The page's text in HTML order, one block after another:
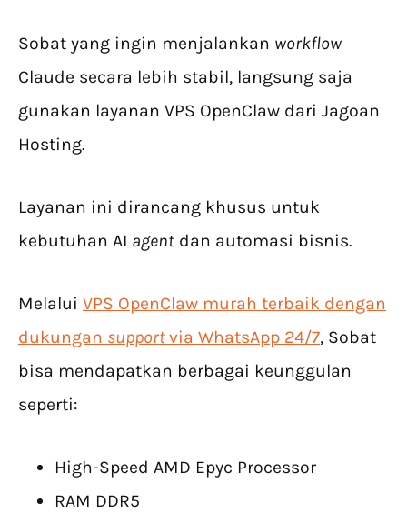
Sobat yang ingin menjalankan workflow
Claude secara lebih stabil, langsung saja
gunakan layanan VPS OpenClaw dari Jagoan
Hosting.
Layanan ini dirancang khusus untuk
kebutuhan AI agent dan automasi bisnis.
Melalui VPS OpenClaw murah terbaik dengan
dukungan supportvia WhatsApp 24/7, Sobat
bisa mendapatkan berbagai keunggulan
seperti:
High-Speed AMD Epyc Processor
RAM DDR5